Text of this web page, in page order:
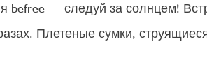
befree — следуй за солнцем!
Плетеные сумки,